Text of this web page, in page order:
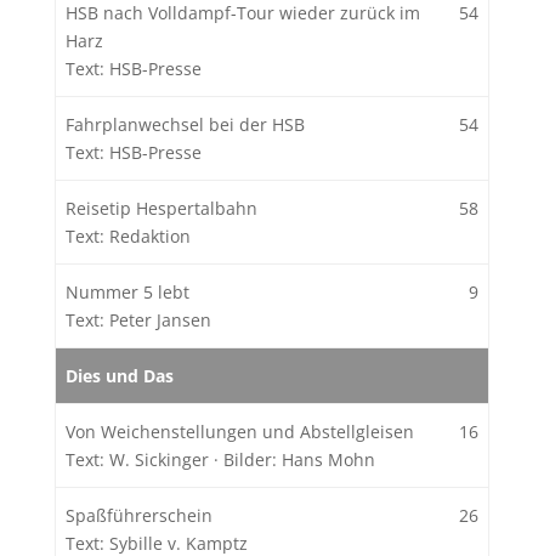
HSB nach Volldampf-Tour wieder zurück im
Harz
Text: HSB-Presse
54
Fahrplanwechsel bei der HSB
Text: HSB-Presse
54
Reisetip Hespertalbahn
Text: Redaktion
58
Nummer 5 lebt
Text: Peter Jansen
9
Dies und Das
Von Weichenstellungen und Abstellgleisen
Text: W. Sickinger · Bilder: Hans Mohn
16
Spaßführerschein
Text: Sybille v. Kamptz
26